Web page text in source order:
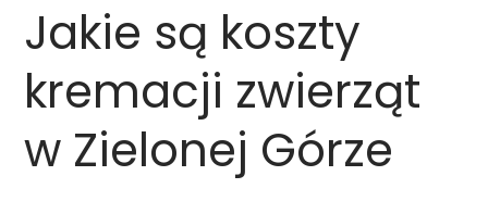
Jakie są koszty
kremacji zwierząt
w Zielonej Górze